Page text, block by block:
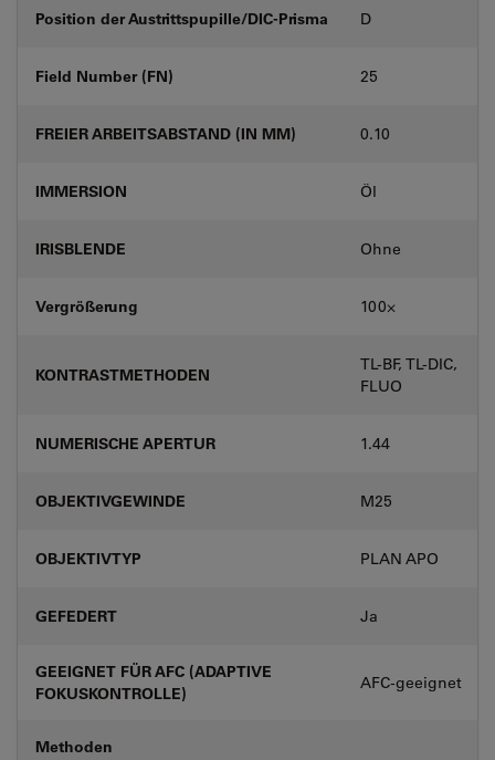
Position der Austrittspupille/DIC-Prisma D
Field Number (FN) 25
FREIER ARBEITSABSTAND (IN MM) 0.10
IMMERSION Öl
IRISBLENDE Ohne
Vergrößerung 100⨉
KONTRASTMETHODEN
TL-BF, TL-DIC,
FLUO
NUMERISCHE APERTUR 1.44
OBJEKTIVGEWINDE M25
OBJEKTIVTYP PLAN APO
GEFEDERT Ja
GEEIGNET FÜR AFC (ADAPTIVE
FOKUSKONTROLLE)
AFC-geeignet
Methoden